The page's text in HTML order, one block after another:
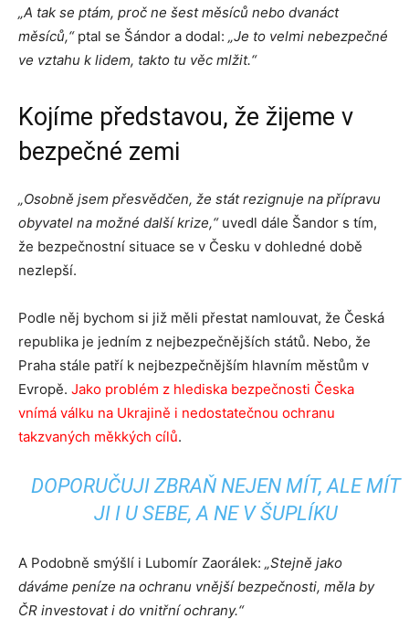
„A tak se ptám, proč ne šest měsíců nebo dvanáct
měsíců,“ptal se Šándor a dodal: „Je to velmi nebezpečné
ve vztahu k lidem, takto tu věc mlžit.“
Kojíme představou, že žijeme v
bezpečné zemi
„Osobně jsem přesvědčen, že stát rezignuje na přípravu
obyvatel na možné další krize,“ uvedl dále Šandor s tím,
že bezpečnostní situace se v Česku v dohledné době
nezlepší.
Podle něj bychom si již měli přestat namlouvat, že Česká
republika je jedním z nejbezpečnějších států. Nebo, že
Praha stále patří k nejbezpečnějším hlavním městům v
Evropě. Jako problém z hlediska bezpečnosti Česka
vnímá válku na Ukrajině i nedostatečnou ochranu
takzvaných měkkých cílů.
DOPORUČUJI ZBRAŇ NEJEN MÍT, ALE MÍT
JI I U SEBE, A NE V ŠUPLÍKU
A Podobně smýšlí i Lubomír Zaorálek: „Stejně jako
dáváme peníze na ochranu vnější bezpečnosti, měla by
ČR investovat i do vnitřní ochrany.“